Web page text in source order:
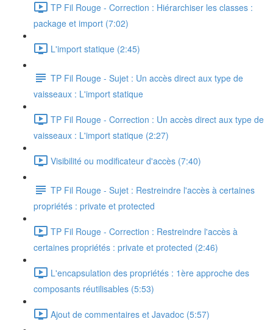
TP Fil Rouge - Correction : Hiérarchiser les classes :
package et import (7:02)
L'import statique (2:45)
TP Fil Rouge - Sujet : Un accès direct aux type de
vaisseaux : L'import statique
TP Fil Rouge - Correction : Un accès direct aux type de
vaisseaux : L'import statique (2:27)
Visibilité ou modificateur d'accès (7:40)
TP Fil Rouge - Sujet : Restreindre l'accès à certaines
propriétés : private et protected
TP Fil Rouge - Correction : Restreindre l'accès à
certaines propriétés : private et protected (2:46)
L'encapsulation des propriétés : 1ère approche des
composants réutilisables (5:53)
Ajout de commentaires et Javadoc (5:57)